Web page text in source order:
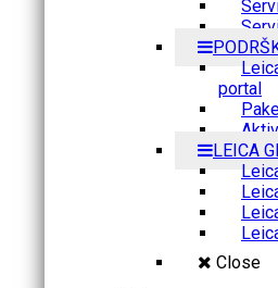
portal
LEICA
Close